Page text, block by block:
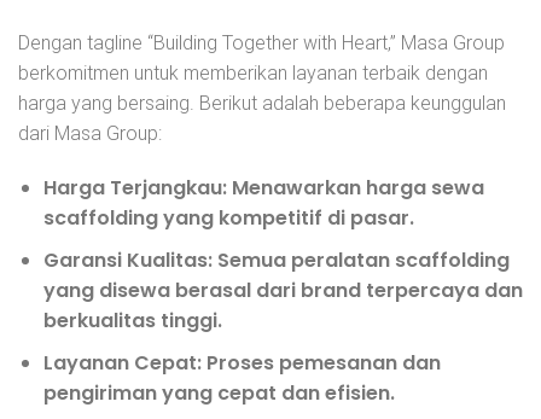
Dengan tagline “Building Together with Heart,” Masa Group
berkomitmen untuk memberikan layanan terbaik dengan
harga yang bersaing. Berikut adalah beberapa keunggulan
dari Masa Group:
Harga Terjangkau:Menawarkan harga sewa
scaffolding yang kompetitif di pasar.
Garansi Kualitas:Semua peralatan scaffolding
yang disewa berasal dari brand terpercaya dan
berkualitas tinggi.
Layanan Cepat:Proses pemesanan dan
pengiriman yang cepat dan efisien.